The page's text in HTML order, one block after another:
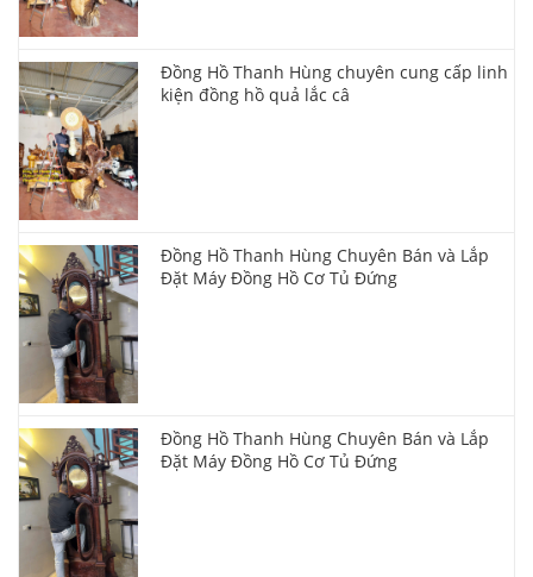
Đồng Hồ Thanh Hùng chuyên cung cấp linh
kiện đồng hồ quả lắc câ
Đồng Hồ Thanh Hùng Chuyên Bán và Lắp
Đặt Máy Đồng Hồ Cơ Tủ Đứng
Đồng Hồ Thanh Hùng Chuyên Bán và Lắp
Đặt Máy Đồng Hồ Cơ Tủ Đứng